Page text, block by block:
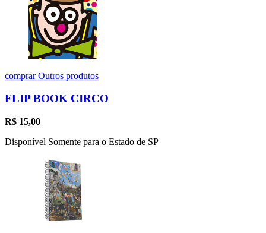
comprarOutros produtos
FLIP BOOK CIRCO
R$ 15,00
Disponível Somente para o Estado de SP